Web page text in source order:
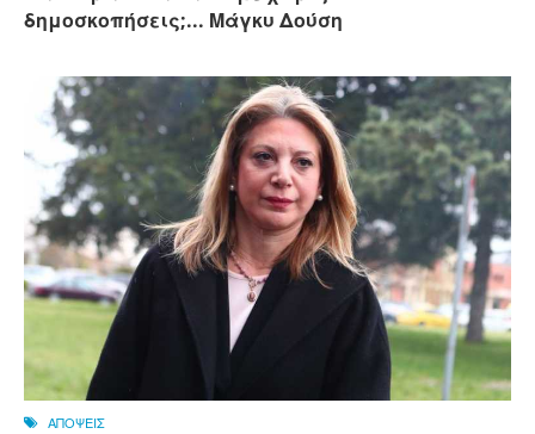
δημοσκοπήσεις;... Μάγκυ Δούση
ΑΠΟΨΕΙΣ